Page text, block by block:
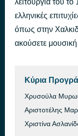
POSO MOY
ON AIR
λειτουργία του το
ελληνικές
όπως στην
ακούσετε
Κύρια
Χρυσούλα
Αριστοτέλης
Χριστίνα